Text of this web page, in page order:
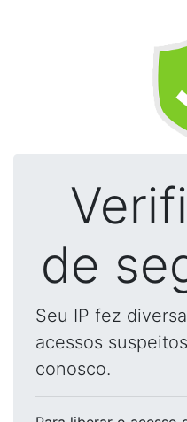
de
Seu IP fez
acessos
conosco.